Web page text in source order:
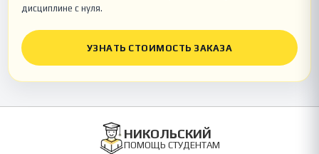
дисциплине с нуля.
УЗНАТЬ СТОИМОСТЬ ЗАКАЗА
НИКОЛЬСКИЙ
ПОМОЩЬ СТУДЕНТАМ